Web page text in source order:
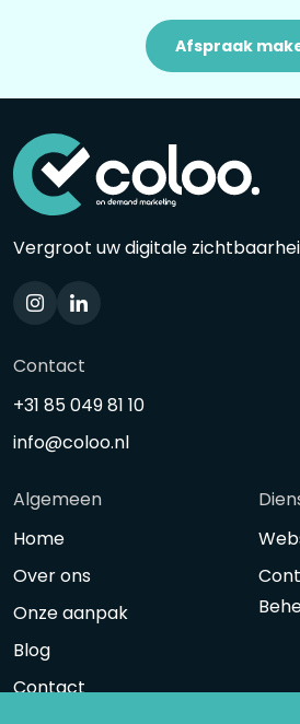
Afspraak
Vergroot uw digitale
Contact
+31 85 049 81 10
info@coloo.nl
Algemeen
Home
Over ons
Onze aanpak
Blog
Contact